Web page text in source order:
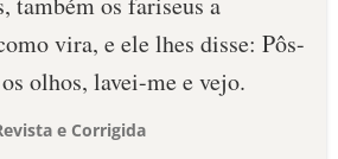
vira, e ele lhes disse: Pôs-
olhos, lavei-me e vejo.
e Corrigida